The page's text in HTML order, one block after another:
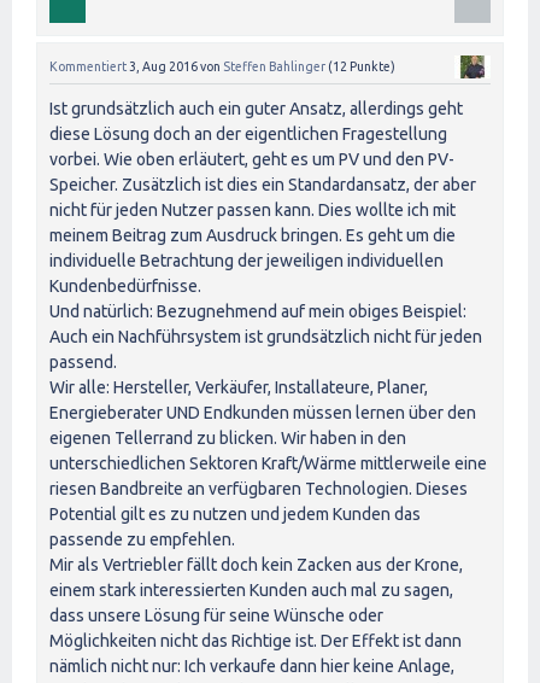
Kommentiert 3, Aug 2016von Steffen Bahlinger (12 Punkte)
Ist grundsätzlich auch ein guter Ansatz, allerdings geht
diese Lösung doch an der eigentlichen Fragestellung
vorbei. Wie oben erläutert, geht es um PV und den PV-
Speicher. Zusätzlich ist dies ein Standardansatz, der aber
nicht für jeden Nutzer passen kann. Dies wollte ich mit
meinem Beitrag zum Ausdruck bringen. Es geht um die
individuelle Betrachtung der jeweiligen individuellen
Kundenbedürfnisse.
Und natürlich: Bezugnehmend auf mein obiges Beispiel:
Auch ein Nachführsystem ist grundsätzlich nicht für jeden
passend.
Wir alle: Hersteller, Verkäufer, Installateure, Planer,
Energieberater UND Endkunden müssen lernen über den
eigenen Tellerrand zu blicken. Wir haben in den
unterschiedlichen Sektoren Kraft/Wärme mittlerweile eine
riesen Bandbreite an verfügbaren Technologien. Dieses
Potential gilt es zu nutzen und jedem Kunden das
passende zu empfehlen.
Mir als Vertriebler fällt doch kein Zacken aus der Krone,
einem stark interessierten Kunden auch mal zu sagen,
dass unsere Lösung für seine Wünsche oder
Möglichkeiten nicht das Richtige ist. Der Effekt ist dann
nämlich nicht nur: Ich verkaufe dann hier keine Anlage,